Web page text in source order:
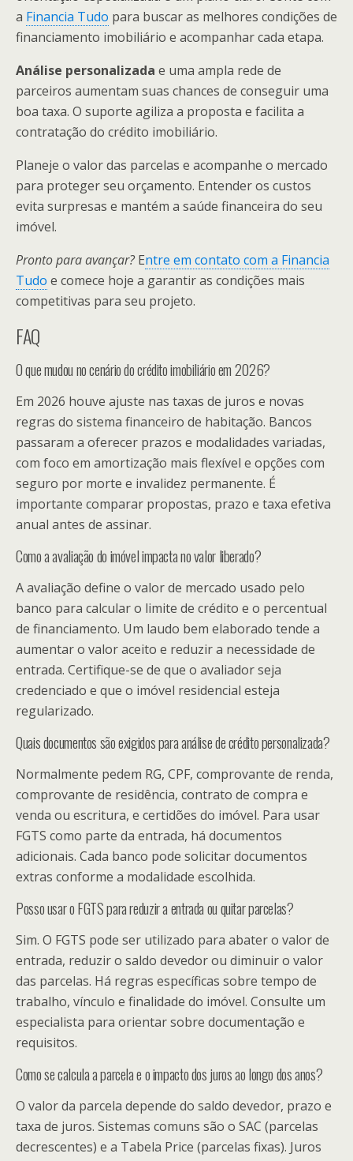
a Financia Tudo para buscar as melhores condições de
financiamento imobiliário e acompanhar cada etapa.
Análise personalizada e uma ampla rede de
parceiros aumentam suas chances de conseguir uma
boa taxa. O suporte agiliza a proposta e facilita a
contratação do crédito imobiliário.
Planeje o valor das parcelas e acompanhe o mercado
para proteger seu orçamento. Entender os custos
evita surpresas e mantém a saúde financeira do seu
imóvel.
Pronto para avançar?Entre em contato com a Financia
Tudo e comece hoje a garantir as condições mais
competitivas para seu projeto.
FAQ
O que mudou no cenário do crédito imobiliário em 2026?
Em 2026 houve ajuste nas taxas de juros e novas
regras do sistema financeiro de habitação. Bancos
passaram a oferecer prazos e modalidades variadas,
com foco em amortização mais flexível e opções com
seguro por morte e invalidez permanente. É
importante comparar propostas, prazo e taxa efetiva
anual antes de assinar.
Como a avaliação do imóvel impacta no valor liberado?
A avaliação define o valor de mercado usado pelo
banco para calcular o limite de crédito e o percentual
de financiamento. Um laudo bem elaborado tende a
aumentar o valor aceito e reduzir a necessidade de
entrada. Certifique-se de que o avaliador seja
credenciado e que o imóvel residencial esteja
regularizado.
Quais documentos são exigidos para análise de crédito personalizada?
Normalmente pedem RG, CPF, comprovante de renda,
comprovante de residência, contrato de compra e
venda ou escritura, e certidões do imóvel. Para usar
FGTS como parte da entrada, há documentos
adicionais. Cada banco pode solicitar documentos
extras conforme a modalidade escolhida.
Posso usar o FGTS para reduzir a entrada ou quitar parcelas?
Sim. O FGTS pode ser utilizado para abater o valor de
entrada, reduzir o saldo devedor ou diminuir o valor
das parcelas. Há regras específicas sobre tempo de
trabalho, vínculo e finalidade do imóvel. Consulte um
especialista para orientar sobre documentação e
requisitos.
Como se calcula a parcela e o impacto dos juros ao longo dos anos?
O valor da parcela depende do saldo devedor, prazo e
taxa de juros. Sistemas comuns são o SAC (parcelas
decrescentes) e a Tabela Price (parcelas fixas). Juros